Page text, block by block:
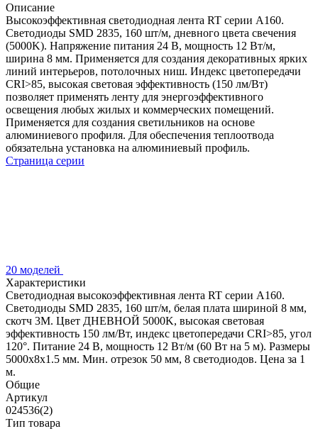
Описание
Высокоэффективная светодиодная лента RT серии A160.
Светодиоды SMD 2835, 160 шт/м, дневного цвета свечения
(5000K). Напряжение питания 24 В, мощность 12 Вт/м,
ширина 8 мм. Применяется для создания декоративных ярких
линий интерьеров, потолочных ниш. Индекс цветопередачи
CRI>85, высокая световая эффективность (150 лм/Вт)
позволяет применять ленту для энергоэффективного
освещения любых жилых и коммерческих помещений.
Применяется для создания светильников на основе
алюминиевого профиля. Для обеспечения теплоотвода
обязательна установка на алюминиевый профиль.
Страница серии
20 моделей
Характеристики
Светодиодная высокоэффективная лента RT серии A160.
Светодиоды SMD 2835, 160 шт/м, белая плата шириной 8 мм,
скотч 3M. Цвет ДНЕВНОЙ 5000K, высокая световая
эффективность 150 лм/Вт, индекс цветопередачи CRI>85, угол
120°. Питание 24 В, мощность 12 Вт/м (60 Вт на 5 м). Размеры
5000x8x1.5 мм. Мин. отрезок 50 мм, 8 светодиодов. Цена за 1
м.
Общие
Артикул
024536(2)
Тип товара